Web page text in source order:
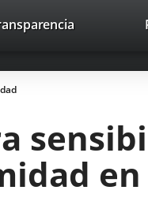
Link
external
Link
external
Search
en